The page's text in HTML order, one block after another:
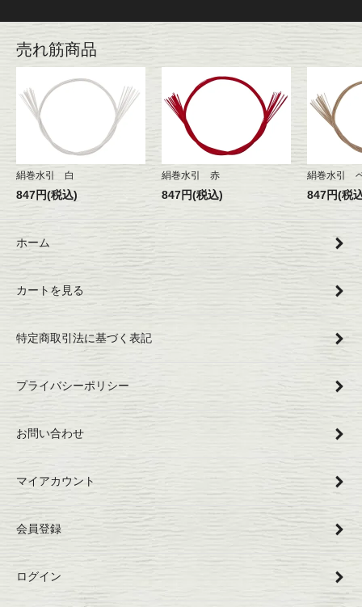
売れ筋商品
絹巻水引 白
847円(税込)
絹巻水引 赤
847円(税込)
絹巻水引
847円(税
ホーム
カートを見る
特定商取引法に基づく表記
プライバシーポリシー
お問い合わせ
マイアカウント
会員登録
ログイン